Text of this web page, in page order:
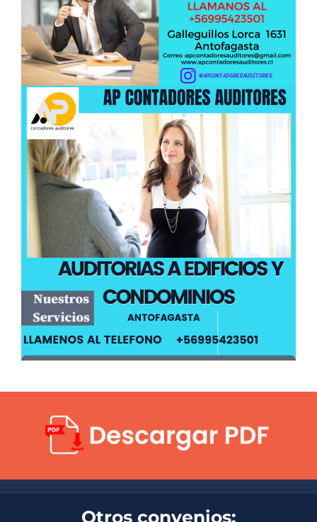
Otros convenios: